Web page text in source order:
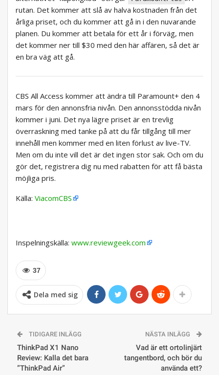
rutan. Det kommer att slå av halva kostnaden från det
årliga priset, och du kommer att gå in i den nuvarande
planen. Du kommer att betala för ett år i förväg, men
det kommer ner till $30 med den här affären, så det är
en bra väg att gå.
CBS All Access kommer att ändra till Paramount+ den 4
mars för den annonsfria nivån. Den annonsstödda nivån
kommer i juni. Det nya lägre priset är en trevlig
överraskning med tanke på att du får tillgång till mer
innehåll men kommer med en liten förlust av live-TV.
Men om du inte vill det är det ingen stor sak. Och om du
gör det, registrera dig nu med rabatten för att få bästa
möjliga pris.
Källa: ViacomCBS
Inspelningskälla: www.reviewgeek.com
37
Dela med sig
TIDIGARE INLÄGG
ThinkPad X1 Nano
Review: Kalla det bara
”ThinkPad Air”
NÄSTA INLÄGG
Vad är ett ortolinjärt
tangentbord, och bör du
använda ett?